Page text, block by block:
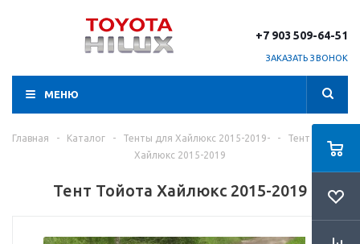
+7 903 509-64-51
ЗАКАЗАТЬ ЗВОНОК
МЕНЮ
Главная - Каталог - Тенты для Хайлюкс 2015-2019- -
Тент Тойота
Хайлюкс 2015-2019
Тент Тойота Хайлюкс 2015-2019